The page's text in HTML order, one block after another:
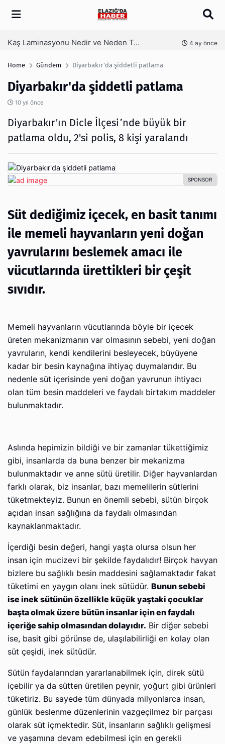
Arama
Kaş Laminasyonu Nedir ve Neden Tercih Edilir? 4 ay önce
Home Gündem Diyarbakır'da şiddetli patlama
Diyarbakır'da şiddetli patlama
10 yıl önce
Diyarbakır'ın Dicle İlçesi’nde büyük bir
patlama oldu, 2'si polis, 8 kişi yaralandı
Süt dediğimiz içecek, en basit tanımı
ile memeli hayvanların yeni doğan
yavrularını beslemek amacı ile
vücutlarında ürettikleri bir çeşit
sıvıdır.
Memeli hayvanların vücutlarında böyle bir içecek
üreten mekanizmanın var olmasının sebebi, yeni doğan
yavruların, kendi kendilerini besleyecek, büyüyene
kadar bir besin kaynağına ihtiyaç duymalarıdır. Bu
nedenle süt içerisinde yeni doğan yavrunun ihtiyacı
olan tüm besin maddeleri ve faydalı birtakım maddeler
bulunmaktadır.
Aslında hepimizin bildiği ve bir zamanlar tükettiğimiz
gibi, insanlarda da buna benzer bir mekanizma
bulunmaktadır ve anne sütü üretilir. Diğer hayvanlardan
farklı olarak, biz insanlar, bazı memelilerin sütlerini
tüketmekteyiz. Bunun en önemli sebebi, sütün birçok
açıdan insan sağlığına da faydalı olmasından
kaynaklanmaktadır.
İçerdiği besin değeri, hangi yaşta olursa olsun her
insan için mucizevi bir şekilde faydalıdır! Birçok havyan
bizlere bu sağlıklı besin maddesini sağlamaktadır fakat
tüketimi en yaygın olanı inek sütüdür. Bunun sebebi
ise inek sütünün özellikle küçük yaştaki çocuklar
başta olmak üzere bütün insanlar için en faydalı
içeriğe sahip olmasından dolayıdır. Bir diğer sebebi
ise, basit gibi görünse de, ulaşılabilirliği en kolay olan
süt çeşidi, inek sütüdür.
Sütün faydalarından yararlanabilmek için, direk sütü
içebilir ya da sütten üretilen peynir, yoğurt gibi ürünleri
tüketiriz. Bu sayede tüm dünyada milyonlarca insan,
günlük beslenme düzenlerinin vazgeçilmez bir parçası
olarak süt içmektedir. Süt, insanların sağlıklı gelişmesi
ve yaşamına devam edebilmesi için en gerekli